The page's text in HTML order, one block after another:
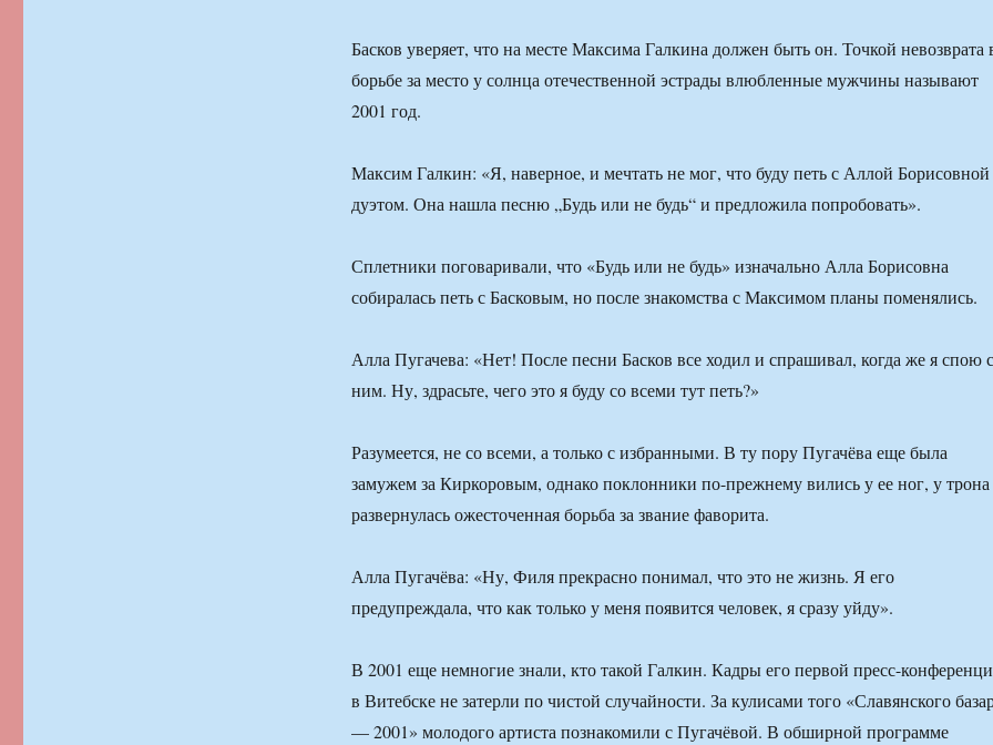
Басков уверяет, что на месте Максима Галкина должен быть он. Точкой невозврата
борьбе за место у солнца отечественной эстрады влюбленные мужчины называют
2001 год.
Максим Галкин: «Я, наверное, и мечтать не мог, что буду петь с Аллой Борисовной
дуэтом. Она нашла песню „Будь или не будь“ и предложила попробовать».
Сплетники поговаривали, что «Будь или не будь» изначально Алла Борисовна
собиралась петь с Басковым, но после знакомства с Максимом планы поменялись.
Алла Пугачева: «Нет! После песни Басков все ходил и спрашивал, когда же я спою с
ним. Ну, здрасьте, чего это я буду со всеми тут петь?»
Разумеется, не со всеми, а только с избранными. В ту пору Пугачёва еще была
замужем за Киркоровым, однако поклонники по-прежнему вились у ее ног, у трона
развернулась ожесточенная борьба за звание фаворита.
Алла Пугачёва: «Ну, Филя прекрасно понимал, что это не жизнь. Я его
предупреждала, что как только у меня появится человек, я сразу уйду».
В 2001 еще немногие знали, кто такой Галкин. Кадры его первой пресс-
в Витебске не затерли по чистой случайности. За кулисами того «Славянского
— 2001» молодого артиста познакомили с Пугачёвой. В обширной программе